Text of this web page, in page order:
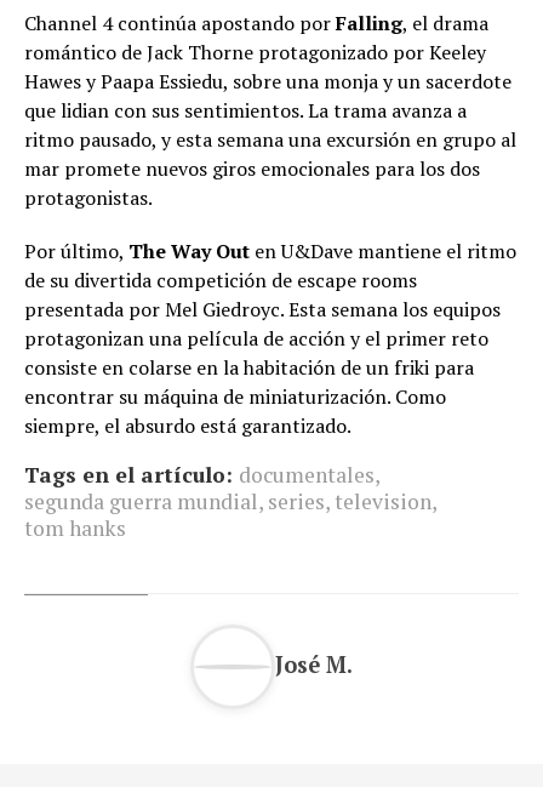
Channel 4 continúa apostando porFalling, el drama
romántico de Jack Thorne protagonizado por Keeley
Hawes y Paapa Essiedu, sobre una monja y un sacerdote
que lidian con sus sentimientos. La trama avanza a
ritmo pausado, y esta semana una excursión en grupo al
mar promete nuevos giros emocionales para los dos
protagonistas.
Por último, The Way Out en U&Dave mantiene el ritmo
de su divertida competición de escape rooms
presentada por Mel Giedroyc. Esta semana los equipos
protagonizan una película de acción y el primer reto
consiste en colarse en la habitación de un friki para
encontrar su máquina de miniaturización. Como
siempre, el absurdo está garantizado.
Tags en el artículo: documentales,
segunda guerra mundial, series, television,
tom hanks
José M.